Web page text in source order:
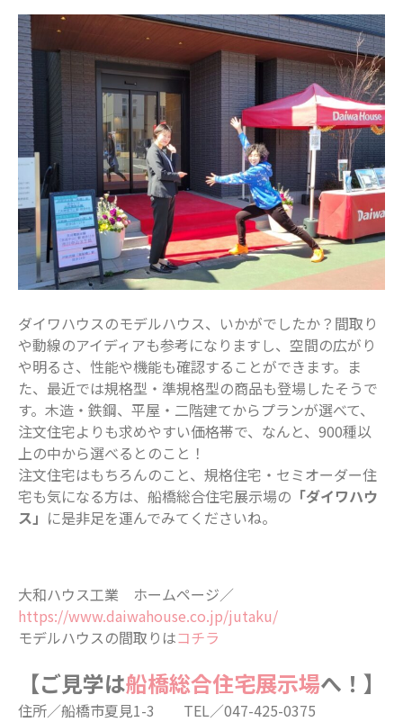
ダイワハウスのモデルハウス、いかがでしたか？間取り
や動線のアイディアも参考になりますし、空間の広がり
や明るさ、性能や機能も確認することができます。ま
た、最近では規格型・準規格型の商品も登場したそうで
す。木造・鉄鋼、平屋・二階建てからプランが選べて、
注文住宅よりも求めやすい価格帯で、なんと、900種以
上の中から選べるとのこと！
注文住宅はもちろんのこと、規格住宅・セミオーダー住
宅も気になる方は、船橋総合住宅展示場の 「ダイワハウ
ス」 に是非足を運んでみてくださいね。
大和ハウス工業 ホームページ／
https://www.daiwahouse.co.jp/jutaku/
モデルハウスの間取りはコチラ
【ご見学は船橋総合住宅展示場へ！】
住所／船橋市夏見1-3 TEL／047-425-0375